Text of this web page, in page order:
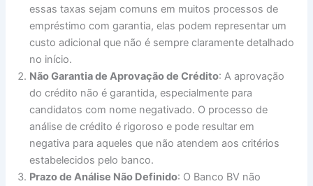
essas taxas sejam comuns em muitos processos de
empréstimo com garantia, elas podem representar um
custo adicional que não é sempre claramente detalhado
no início.
Não Garantia de Aprovação de Crédito: A aprovação
do crédito não é garantida, especialmente para
candidatos com nome negativado. O processo de
análise de crédito é rigoroso e pode resultar em
negativa para aqueles que não atendem aos critérios
estabelecidos pelo banco.
Prazo de Análise Não Definido: O Banco BV não